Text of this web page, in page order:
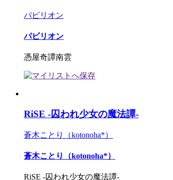
パビリオン
パビリオン
憑屋奇譚南雲
RiSE -囚われ少女の魔法譚-
蒼木ことり（kotonoha*）
蒼木ことり（kotonoha*）
RiSE -囚われ少女の魔法譚-